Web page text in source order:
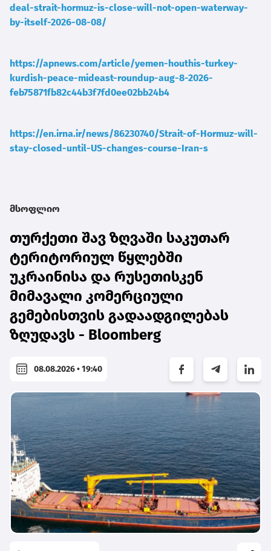
deal-strait-hormuz-is-close-will-not-open-waterway-
by-itself-2026-08-08/
https://apnews.com/article/yemen-houthis-turkey-
kurdish-peace-mideast-roundup-aug-8-2026-
feb75871fb82c44b3f7fd0ee02bb24b4
https://en.irna.ir/news/86230740/Strait-of-Hormuz-will-
stay-closed-until-US-changes-course-Iran-s
მსოფლიო
თურქეთი შავ ზღვაში საკუთარ
ტერიტორიულ წყლებში
უკრაინისა და რუსეთისკენ
მიმავალი კომერციული
გემებისთვის გადაადგილებას
ზღუდავს - Bloomberg
08.08.2026 • 19:40